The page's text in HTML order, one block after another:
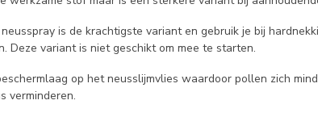
is de krachtigste variant en gebruik je bij
Deze variant is niet geschikt om mee te starten.
op het neusslijmvlies waardoor pollen zich
verminderen.